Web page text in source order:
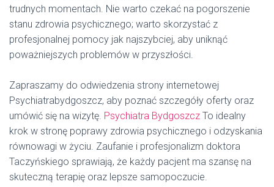
trudnych momentach. Nie warto czekać na pogorszenie
stanu zdrowia psychicznego; warto skorzystać z
profesjonalnej pomocy jak najszybciej, aby uniknąć
poważniejszych problemów w przyszłości.
Zapraszamy do odwiedzenia strony internetowej
Psychiatrabydgoszcz, aby poznać szczegóły oferty oraz
umówić się na wizytę. Psychiatra Bydgoszcz To idealny
krok w stronę poprawy zdrowia psychicznego i odzyskania
równowagi w życiu. Zaufanie i profesjonalizm doktora
Taczyńskiego sprawiają, że każdy pacjent ma szansę na
skuteczną terapię oraz lepsze samopoczucie.